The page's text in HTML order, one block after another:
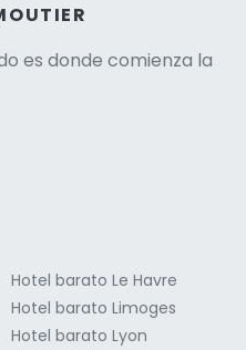
es donde comienza la
Hotel barato Le Havre
Hotel barato Limoges
Hotel barato Lyon